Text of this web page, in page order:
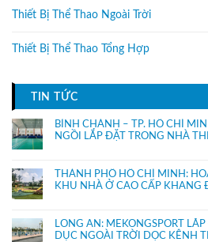
Thiết Bị Thể Thao Ngoài Trời
Thiết Bị Thể Thao Tổng Hợp
TIN TỨC
BÌNH CHÁNH – TP. HỒ CHÍ
NGỒI LẮP ĐẶT TRONG NHÀ
THÀNH PHỐ HỒ CHÍ MINH:
KHU NHÀ Ở CAO CẤP KHANG
LONG AN: MEKONGSPORT
DỤC NGOÀI TRỜI DỌC KÊNH